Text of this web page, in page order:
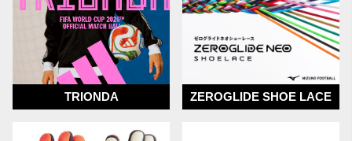
TRIONDA ZEROGLIDE SHOE LACE